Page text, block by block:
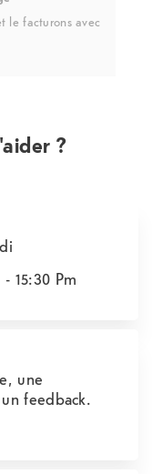
le facturons avec
?
15:30 Pm
une
feedback.